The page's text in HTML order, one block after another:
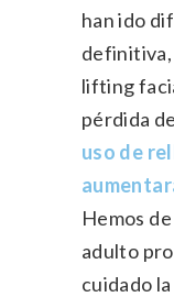
han ido
definitiva,
lifting
pérdida
uso de
Hemos
adulto
cuidado